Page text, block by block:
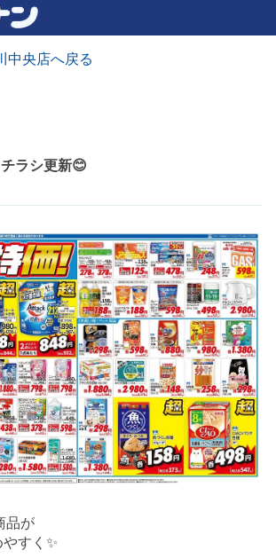
中央店へ戻る
ラシ更新😊
品が
すく✨